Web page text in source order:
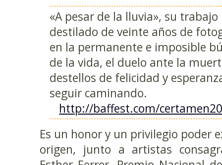
«A pesar de la lluvia», su
destilado de veinte años de
en la permanente e imposible
de la vida, el duelo ante la
destellos de felicidad y
seguir caminando.
http://baffest.com/
Es un honor y un privilegio poder
origen, junto a artistas